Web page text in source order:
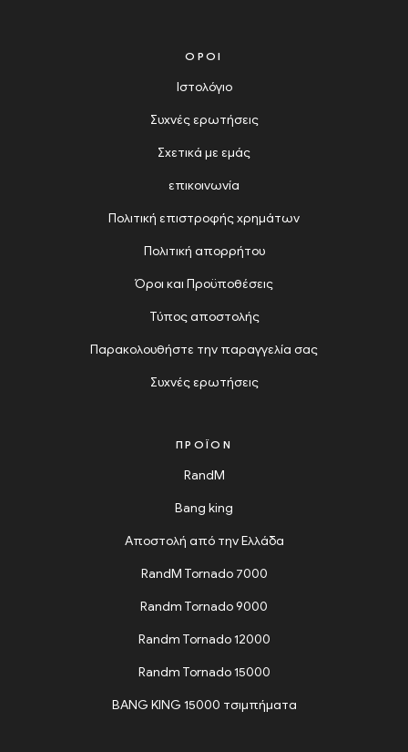
ΌΡΟΙ
Ιστολόγιο
Συχνές ερωτήσεις
Σχετικά με εμάς
επικοινωνία
Πολιτική επιστροφής χρημάτων
Πολιτική απορρήτου
Όροι και Προϋποθέσεις
Τύπος αποστολής
Παρακολουθήστε την παραγγελία σας
Συχνές ερωτήσεις
ΠΡΟΪΌΝ
RandM
Bang king
Αποστολή από την Ελλάδα
RandM Tornado 7000
Randm Tornado 9000
Randm Tornado 12000
Randm Tornado 15000
BANG KING 15000 τσιμπήματα